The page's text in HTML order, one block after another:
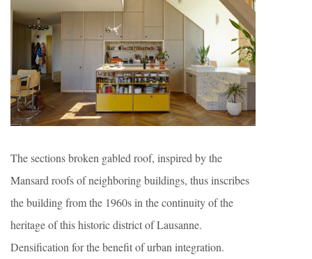
The sections broken gabled roof, inspired by the
Mansard roofs of neighboring buildings, thus inscribes
the building from the 1960s in the continuity of the
heritage of this historic district of Lausanne.
Densification for the benefit of urban integration.